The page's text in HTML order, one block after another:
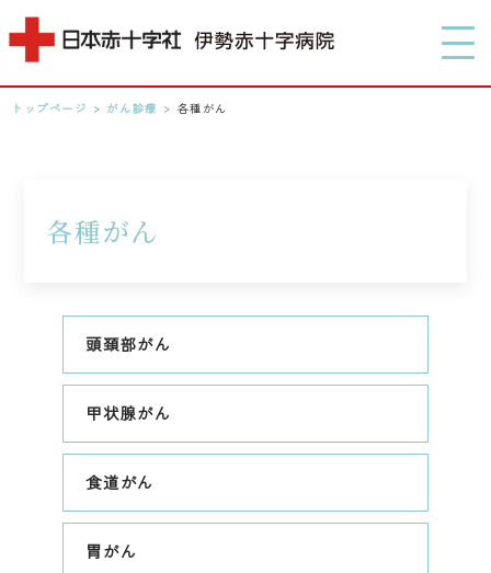
MENU
0596-28-2171
トップページ > がん診療 > 各種がん
各種がん
頭頚部がん
甲状腺がん
食道がん
胃がん